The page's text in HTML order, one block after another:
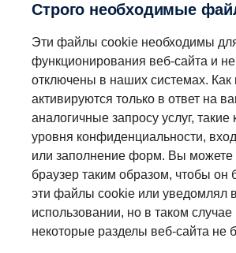
Строго необходимые
Эти файлы cookie необходимы
функционирования веб-сайта и
отключены в наших системах. Как
активируются только в ответ на
аналогичные запросу услуг, такие
уровня конфиденциальности,
или заполнение форм. Вы можете
браузер таким образом, чтобы он
эти файлы cookie или уведомлял
использовании, но в таком
некоторые разделы веб-сайта не